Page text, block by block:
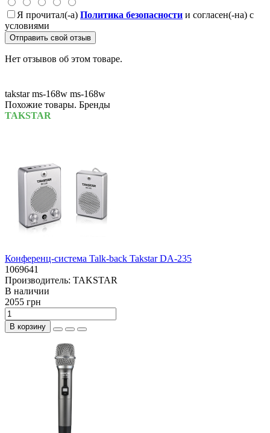
Я прочитал(-а) Политика безопасности и согласен(-на) с
условиями
Отправить свой отзыв
Нет отзывов об этом товаре.
takstar ms-168w ms-168w
Похожие товары. Бренды
TAKSTAR
Конференц-система Talk-back Takstar DA-235
1069641
Производитель: TAKSTAR
В наличии
2055 грн
В корзину